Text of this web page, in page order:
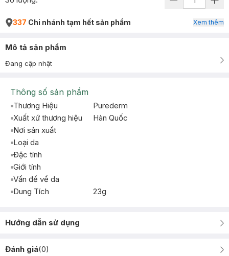
337 Chi nhánh tạm hết sản phẩm Xem thêm
Mô tả sản phẩm
Đang cập nhật
Thông số sản phẩm
Thương Hiệu
Purederm
Xuất xứ thương hiệu
Hàn Quốc
Nơi sản xuất
Loại da
Đặc tính
Giới tính
Vấn đề về da
Dung Tích
23g
Hướng dẫn sử dụng
Đánh giá(0)